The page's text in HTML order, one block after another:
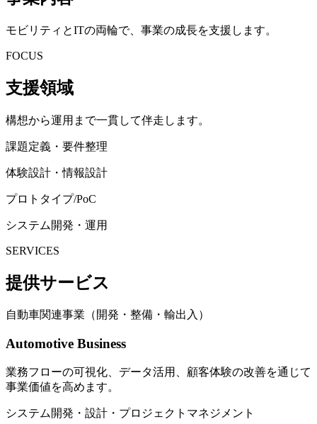
モビリティとITの両輪で、事業の成長を支援します。
FOCUS
支援領域
構想から運用まで一貫して伴走します。
課題定義・要件整理
体験設計・情報設計
プロトタイプ/PoC
システム開発・運用
SERVICES
提供サービス
自動車関連事業（開発・整備・輸出入）
Automotive Business
業務フローの可視化、データ活用、顧客体験の改善を通じて
事業価値を高めます。
システム開発・設計・プロジェクトマネジメント